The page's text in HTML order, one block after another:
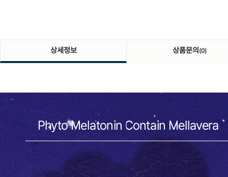
상세정보 상품문의 (0)